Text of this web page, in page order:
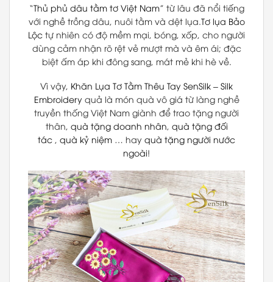
“Thủ phủ dâu tằm tơ Việt Nam” từ lâu đã nổi tiếng
với nghề trồng dâu, nuôi tằm và dệt lụa. Tơ lụa Bảo
Lộc tự nhiên có độ mềm mại, bóng, xốp, cho người
dùng cảm nhận rõ rệt vẻ mượt mà và êm ái; đặc
biệt ấm áp khi đông sang, mát mẻ khi hè về.
Vì vậy, Khăn Lụa Tơ Tằm Thêu Tay SenSilk – Silk
Embroideryquả là món quà vô giá từ làng nghề
truyền thống Việt Nam giành để trao tặng người
thân, quà tặng doanh nhân, quà tặng đối
tác , quà kỷ niệm … hay quà tặng người nước
ngoài!